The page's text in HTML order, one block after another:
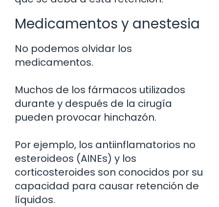
Medicamentos y anestesia
No podemos olvidar los
medicamentos.
Muchos de los fármacos utilizados
durante y después de la cirugía
pueden provocar hinchazón.
Por ejemplo, los antiinflamatorios no
esteroideos (AINEs) y los
corticosteroides son conocidos por su
capacidad para causar retención de
líquidos.